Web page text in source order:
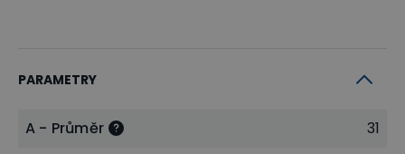
PARAMETRY
A - Průměr
31